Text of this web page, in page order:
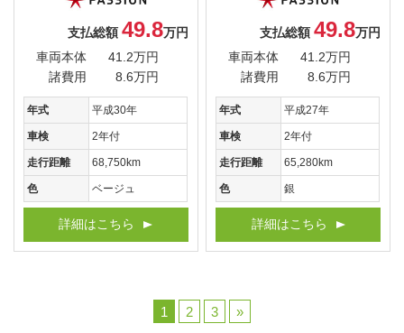
支払総額 49.8万円
車両本体
41.2万円
諸費用
8.6万円
年式 平成30年
車検 2年付
走行距離 68,750km
色 ベージュ
詳細はこちら
支払総額 49.8万円
車両本体
41.2万円
諸費用
8.6万円
年式 平成27年
車検 2年付
走行距離 65,280km
色 銀
詳細はこちら
1 2 3 »